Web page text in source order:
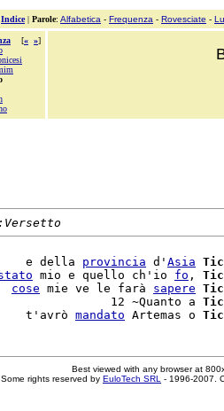
Indice| Parole: Alfabetica - Frequenza - Rovesciate -
[« »]
e della provincia d' Asia
mio e quello ch'io fo ,
cose mie ve le farà sapere
12 ~Quanto a
t'avrò mandato Artemas o
Best viewed with any browser at
rights reserved by EuloTech SRL - 1996-2007.